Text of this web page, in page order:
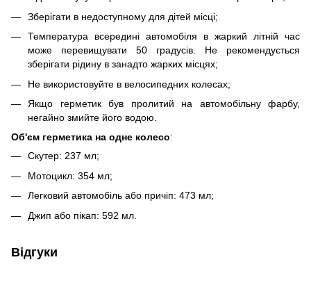
Зберігати в недоступному для дітей місці;
Температура всередині автомобіля в жаркий літній час
може перевищувати 50 градусів. Не рекомендується
зберігати рідину в занадто жарких місцях;
Не використовуйте в велосипедних колесах;
Якщо герметик був пролитий на автомобільну фарбу,
негайно змийте його водою.
Об'єм герметика на одне колесо:
Скутер: 237 мл;
Мотоцикл: 354 мл;
Легковий автомобіль або причіп: 473 мл;
Джип або пікап: 592 мл.
Відгуки